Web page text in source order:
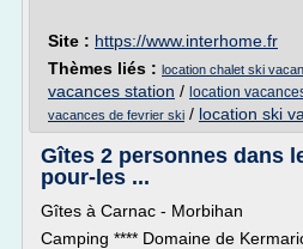
Site : https://www.interhome.fr
Thèmes liés : location chalet ski
vacances station / location
vacances de fevrier ski / location ski
Gîtes 2 personnes dans
pour-les ...
Gîtes à Carnac - Morbihan
Camping **** Domaine de